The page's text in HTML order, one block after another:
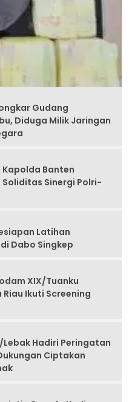
Gudang
Diduga Milik Jaringan
Kapolda Banten
Sinergi Polri-
Latihan
Dabo Singkep
XIX/Tuanku
Ikuti Screening
Hadiri Peringatan
Ciptakan